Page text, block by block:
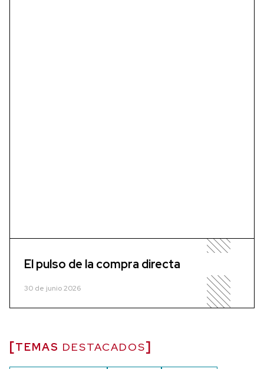
El pulso de la compra directa
30 de junio 2026
TEMAS DESTACADOS